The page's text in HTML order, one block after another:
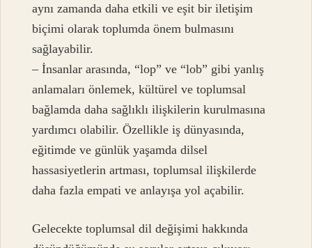
aynı zamanda daha etkili ve eşit bir iletişim
biçimi olarak toplumda önem bulmasını
sağlayabilir.
– İnsanlar arasında, “lop” ve “lob” gibi yanlış
anlamaları önlemek, kültürel ve toplumsal
bağlamda daha sağlıklı ilişkilerin kurulmasına
yardımcı olabilir. Özellikle iş dünyasında,
eğitimde ve günlük yaşamda dilsel
hassasiyetlerin artması, toplumsal ilişkilerde
daha fazla empati ve anlayışa yol açabilir.
Gelecekte toplumsal dil değişimi hakkında